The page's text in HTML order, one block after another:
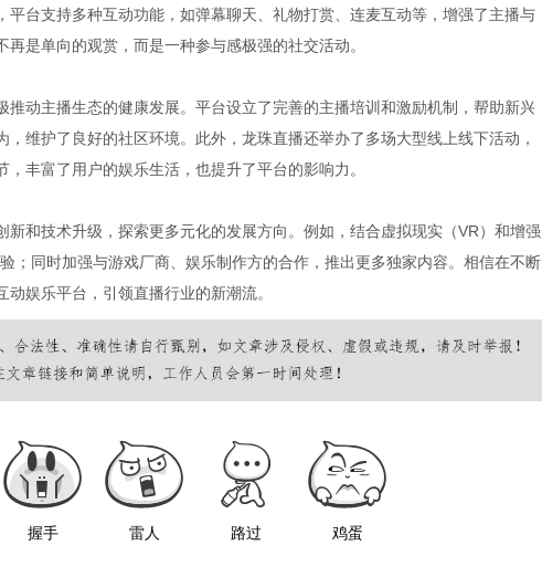
平台支持多种互动功能，如弹幕聊天、礼物打赏、连麦互动等，增强了主播与
是单向的观赏，而是一种参与感极强的社交活动。
推动主播生态的健康发展。平台设立了完善的主播培训和激励机制，帮助新兴
维护了良好的社区环境。此外，龙珠直播还举办了多场大型线上线下活动，
丰富了用户的娱乐生活，也提升了平台的影响力。
新和技术升级，探索更多元化的发展方向。例如，结合虚拟现实（VR）和增强
；同时加强与游戏厂商、娱乐制作方的合作，推出更多独家内容。相信在不断
娱乐平台，引领直播行业的新潮流。
握手 雷人 路过 鸡蛋